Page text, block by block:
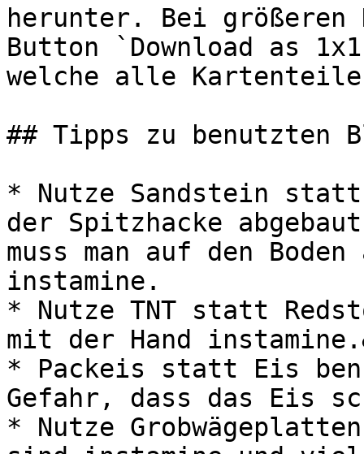
herunter. Bei größeren
Button `Download as
welche alle
## Tipps zu benutzten
* Nutze Sandstein
der Spitzhacke
muss man auf den
instamine.
* Nutze TNT statt
mit der Hand
* Packeis statt Eis
Gefahr, dass das Eis
* Nutze